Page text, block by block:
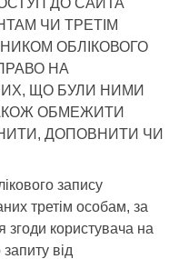
ДО САЙТА
ЧИ ТРЕТІМ
ОБЛІКОВОГО
НА
ЩО БУЛИ НИМИ
ОБМЕЖИТИ
ДОПОВНИТИ ЧИ
запису
третім особам, за
користувача на
від